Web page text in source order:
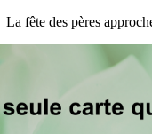
La fête des pères